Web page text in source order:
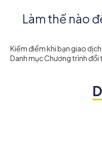
Làm thế nào
Kiếm điểm khi bạn giao
Danh mục Chương trình đổi